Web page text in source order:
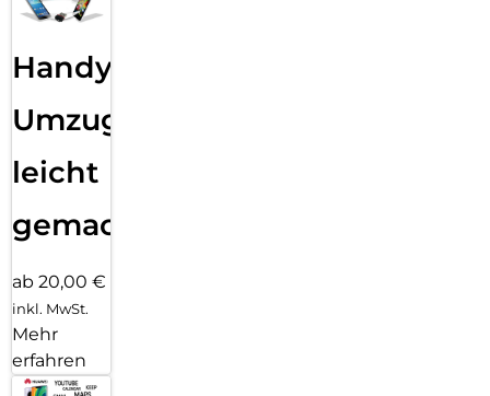
Handy
Umzug
leicht
gemacht!
ab 20,00 €
inkl. MwSt.
Mehr
erfahren